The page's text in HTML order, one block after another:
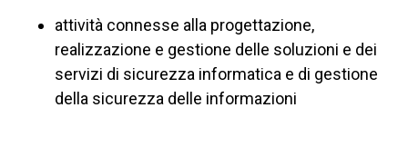
attività connesse alla progettazione,
realizzazione e gestione delle soluzioni e dei
servizi di sicurezza informatica e di gestione
della sicurezza delle informazioni